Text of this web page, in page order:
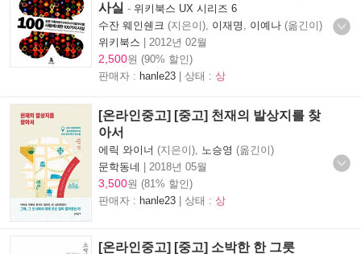
사실 - 위키북스 UX 시리즈 6
수잔 웨인쉔크 (지은이), 이재명 이예나 (옮긴이)
위키북스 | 2012년 02월
2,500원 (90% 할인)
판매자 : hanle23 | 상태 : 상
[온라인중고] [중고] 천재의 발상지를 찾
아서
에릭 와이너 (지은이), 노승영 (옮긴이)
문학동네 | 2018년 05월
3,500원 (81% 할인)
판매자 : hanle23 | 상태 : 상
[온라인중고] [중고] 소박한 한 그릇